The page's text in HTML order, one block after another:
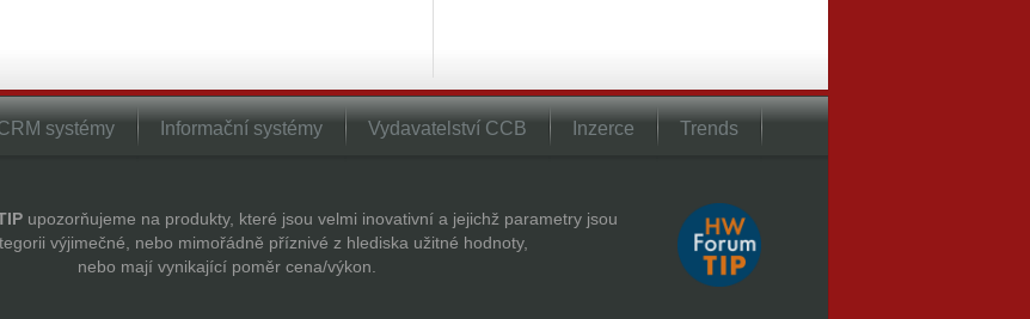
systémy Informační systémy Vydavatelství CCB Inzerce Trends
upozorňujeme na produkty, které jsou velmi inovativní a jejichž parametry jsou
výjimečné, nebo mimořádně příznivé z hlediska užitné hodnoty,
nebo mají vynikající poměr cena/výkon.